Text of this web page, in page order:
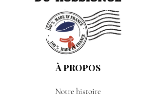
À PROPOS
Notre histoire